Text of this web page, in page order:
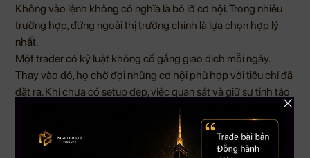
Không vào lệnh không có nghĩa là bỏ lỡ cơ hội. Trong nhiều
trường hợp, đứng ngoài thị trường chính là lựa chọn hợp lý
nhất.
Một trader có kỷ luật không cố gắng giao dịch mỗi ngày.
Thay vào đó, họ chờ đợi những cơ hội phù hợp với tiêu chí đã
đặt ra. Khi chưa có setup đẹp, việc quan sát và giữ sự tỉnh táo
có thể giúp bảo vệ tài khoản tốt hơn so với việc vào lệnh vì
Thị trường luôn còn cơ hội. Điều quan trọng không phải là